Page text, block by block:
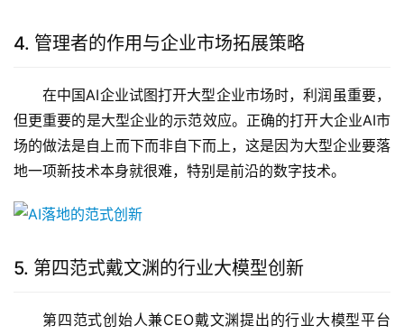
4. 管理者的作用与企业市场拓展策略
在中国AI企业试图打开大型企业市场时，利润虽重要，
但更重要的是大型企业的示范效应。正确的打开大企业AI市
场的做法是自上而下而非自下而上，这是因为大型企业要落
地一项新技术本身就很难，特别是前沿的数字技术。
5. 第四范式戴文渊的行业大模型创新
第四范式创始人兼CEO戴文渊提出的行业大模型平台